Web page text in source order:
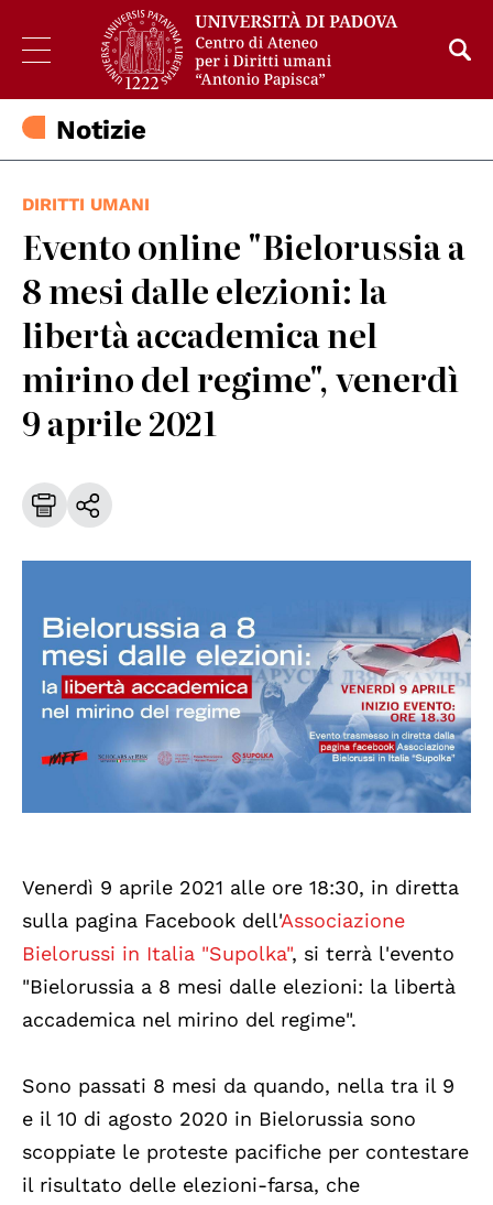
Notizie
DIRITTI UMANI
Evento online "Bielorussia a
8 mesi dalle elezioni: la
libertà accademica nel
mirino del regime", venerdì
9 aprile 2021
Venerdì 9 aprile 2021 alle ore 18:30, in diretta
sulla pagina Facebook dell'Associazione
Bielorussi in Italia "Supolka", si terrà l'evento
"Bielorussia a 8 mesi dalle elezioni: la libertà
accademica nel mirino del regime".
Sono passati 8 mesi da quando, nella tra il 9
e il 10 di agosto 2020 in Bielorussia sono
scoppiate le proteste pacifiche per contestare
il risultato delle elezioni-farsa, che